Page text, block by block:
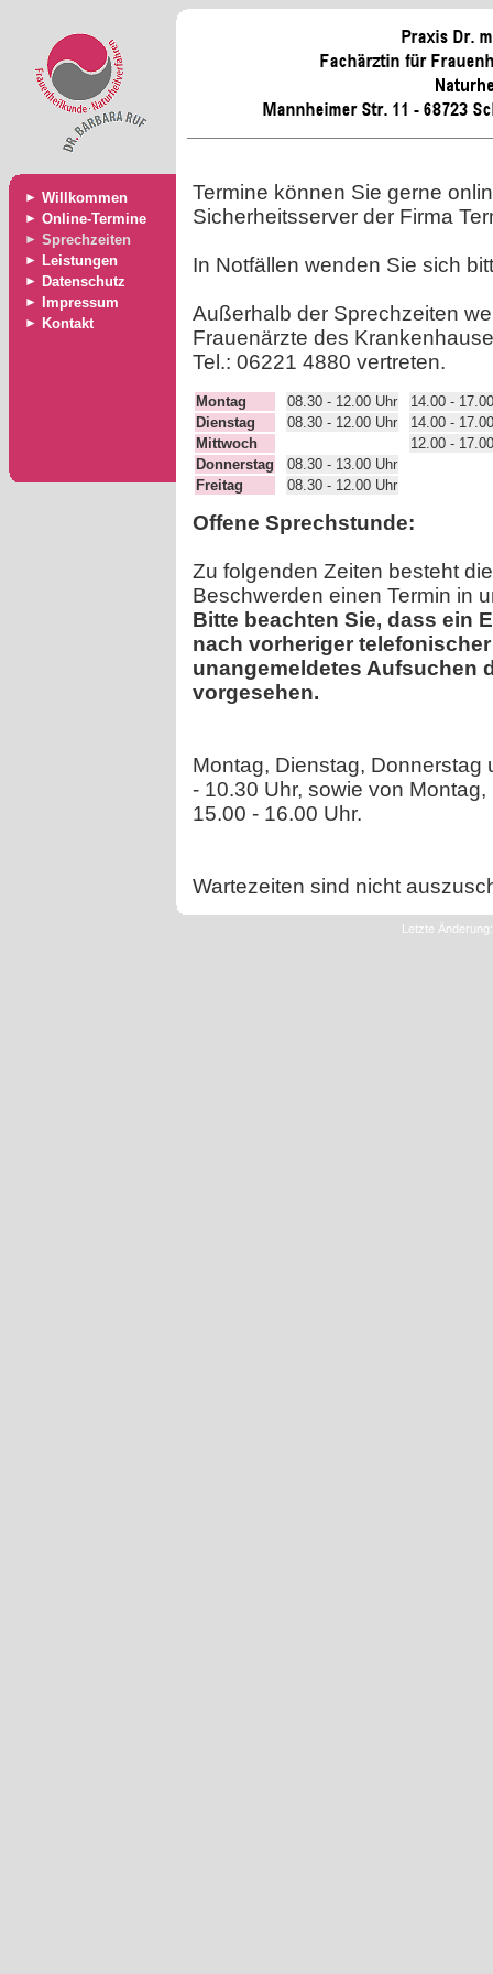
► Willkommen
► Online-Termine
► Sprechzeiten
► Leistungen
► Datenschutz
► Impressum
► Kontakt
Termine können Sie gerne
Sicherheitsserver der Firma
In Notfällen wenden Sie sich
Außerhalb der Sprechzeiten
Frauenärzte des
Tel.: 06221 4880 vertreten.
Montag 08.30 - 12.00 Uhr
14.00 -
Dienstag
08.30 - 12.00 Uhr
14.00 -
Mittwoch
12.00 -
Donnerstag
08.30 - 13.00 Uhr
Freitag
08.30 - 12.00 Uhr
Offene Sprechstunde:
Zu folgenden Zeiten besteht
Beschwerden einen Termin in
Bitte beachten Sie, dass ein
nach vorheriger
unangemeldetes Aufsuchen
vorgesehen.
Montag, Dienstag, Donnerstag
- 10.30 Uhr, sowie von
15.00 - 16.00 Uhr.
Wartezeiten sind nicht
Letzte